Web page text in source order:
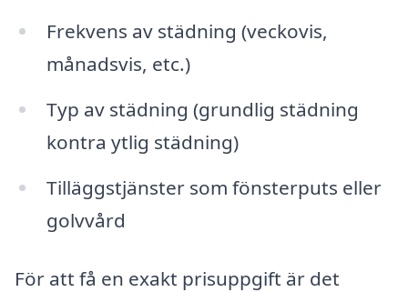
Frekvens av städning (veckovis,
månadsvis, etc.)
Typ av städning (grundlig städning
kontra ytlig städning)
Tilläggstjänster som fönsterputs eller
golvvård
För att få en exakt prisuppgift är det